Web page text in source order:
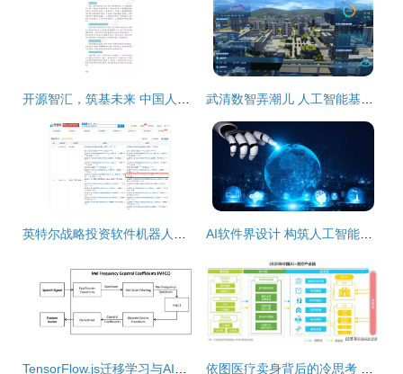
开源智汇，筑基未来 中国人工智能基础软件开发白皮书 武清数智弄潮儿 人工智能基础软件的创新突围
英特尔战略投资软件机器人研发公司，加速人工智能基础软件生态布局 AI软件界设计 构筑人工智能基础软件开发的基石
TensorFlow.js迁移学习与AI产品创新之道 依图医疗卖身背后的冷思考 人工智能医疗投资，前路何方？